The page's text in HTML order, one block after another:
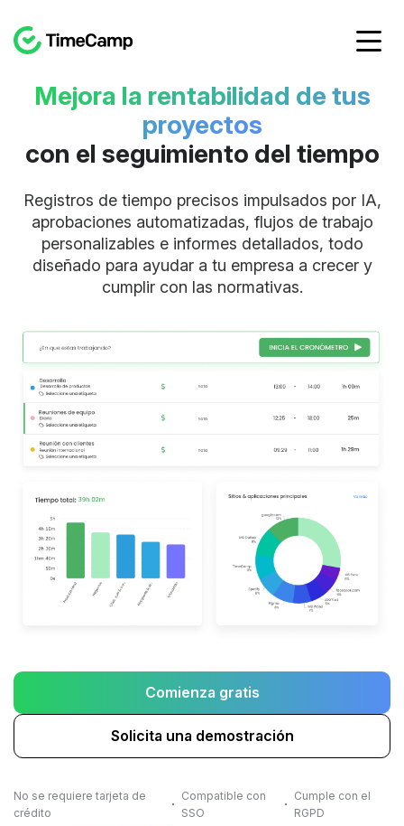
Mejora la rentabilidad de tus
proyectos
con el seguimiento del tiempo
Registros de tiempo precisos impulsados por IA,
aprobaciones automatizadas, flujos de trabajo
personalizables e informes detallados, todo
diseñado para ayudar a tu empresa a crecer y
cumplir con las normativas.
Comienza gratis
Solicita una demostración
No se requiere tarjeta de
crédito
Compatible con
SSO
Cumple con el
RGPD